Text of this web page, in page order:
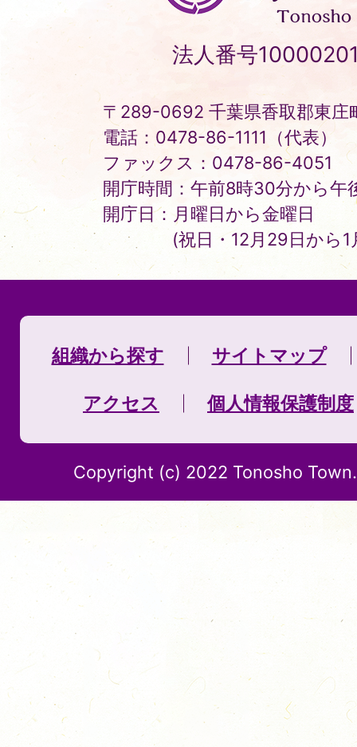
町
Tonosho
Town
法人番号
〒289-0692 千葉県香取郡東庄
電話：0478-86-1111（代表）
ファックス：0478-86-4051
開庁時間：午前8時30分から午
開庁日：月曜日から金曜日
(祝日・12月29日から
組織から探す サイトマップ
アクセス 個人情報保護制度
Copyright (c) 2022 Tonosho